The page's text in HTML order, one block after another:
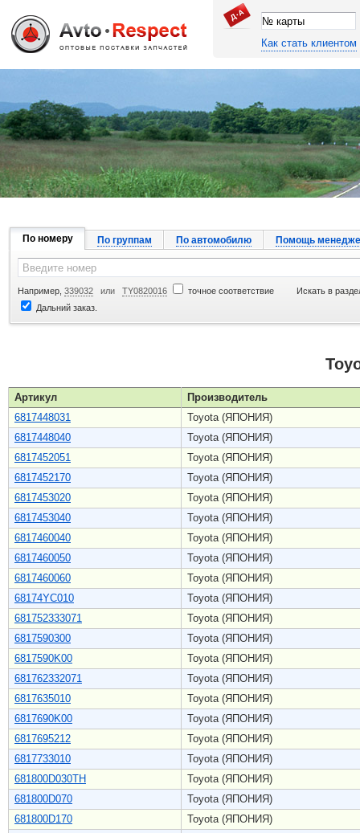
Джапан Авто
Как стать клиентом
По номеру По группам По автомобилю Помощь
Например, 339032 или TY0820016 точное соответствие
Искать в
Дальний заказ.
Артикул
Производитель
6817448031
Toyota (ЯПОНИЯ)
6817448040
Toyota (ЯПОНИЯ)
6817452051
Toyota (ЯПОНИЯ)
6817452170
Toyota (ЯПОНИЯ)
6817453020
Toyota (ЯПОНИЯ)
6817453040
Toyota (ЯПОНИЯ)
6817460040
Toyota (ЯПОНИЯ)
6817460050
Toyota (ЯПОНИЯ)
6817460060
Toyota (ЯПОНИЯ)
68174YC010
Toyota (ЯПОНИЯ)
681752333071
Toyota (ЯПОНИЯ)
6817590300
Toyota (ЯПОНИЯ)
6817590K00
Toyota (ЯПОНИЯ)
681762332071
Toyota (ЯПОНИЯ)
6817635010
Toyota (ЯПОНИЯ)
6817690K00
Toyota (ЯПОНИЯ)
6817695212
Toyota (ЯПОНИЯ)
6817733010
Toyota (ЯПОНИЯ)
681800D030TH
Toyota (ЯПОНИЯ)
681800D070
Toyota (ЯПОНИЯ)
681800D170
Toyota (ЯПОНИЯ)